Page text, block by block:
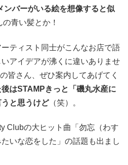
バーがいる絵を想像すると似
青い髪とか！
ティスト同士がこんなお店で語
アイデアが沸くに違いありませ
皆さん、ぜひ案内してあげてく
後はSTAMPきっと「磯丸水産に
と思うけど（笑）。
Clubの大ヒット曲「勿忘（わす
いな恋をした」の話題も出まし